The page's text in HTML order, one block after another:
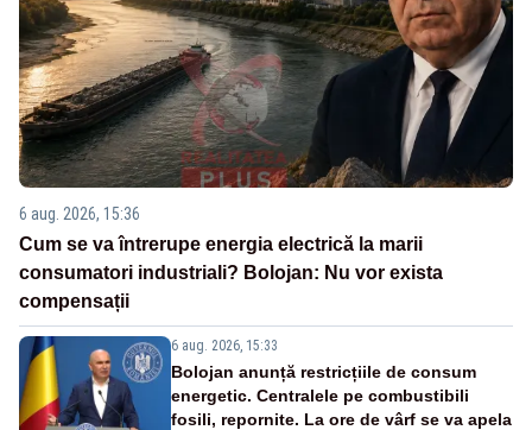
6 aug. 2026, 15:36
Cum se va întrerupe energia electrică la marii
consumatori industriali? Bolojan: Nu vor exista
compensații
6 aug. 2026, 15:33
Bolojan anunță restricțiile de consum
energetic. Centralele pe combustibili
fosili, repornite. La ore de vârf se va apela